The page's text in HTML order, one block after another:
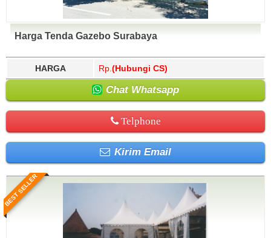
Harga Tenda Gazebo Surabaya
HARGA Rp. (Hubungi CS)
Chat Whatsapp
Telphone
Kirim Email
BEST SELLER